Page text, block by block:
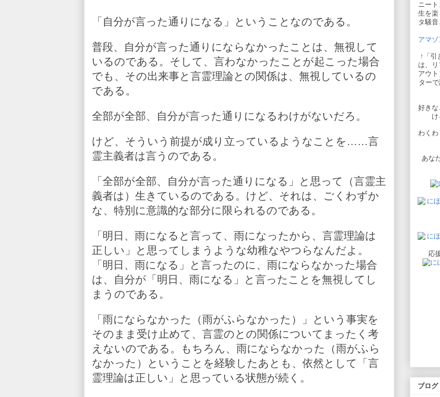
「自分が言った通りになる」ということなのである。
普段、自分が言った通りにならなかったことは、無視して
いるのである。そして、言わなかったことが起こった場合
でも、その出来事と言霊理論との関係は、無視しているの
である。
全部が全部、自分が言った通りになるわけがないだろ。
けど、そういう前提が成り立っているようなことを……言
霊主義者は言うのである。
「全部が全部、自分が言った通りになる」と思って（言霊主
義者は）生きているのである。けど、それは、ごくわずか
な、特別に意識的な部分に限られるのである。
「明日、雨になると言って、雨になったから、言霊理論は
正しい」と思ってしまうような幼稚なやつらなんだよ。
「明日、雨になる」と言ったのに、雨にならなかった場合
は、自分が「明日、雨になる」と言ったことを無視してし
まうのである。
「雨にならなかった（雨がふらなかった）」という事実を
そのまま受け止めて、言霊のとの関係についてまったく考
えないのである。もちろん、雨にならなかった（雨がふら
なかった）ということを経験したあとも、依然として「言
霊理論は正しい」と思っている状態が続く。
ニー
生を楽
タ騒
アマ
↑「引
は、
アウ
ター
好き
わく
あな
応
ブログ